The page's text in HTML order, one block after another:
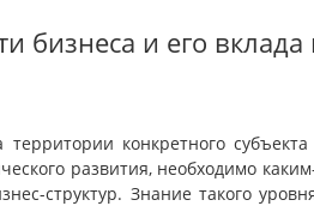
бизнеса и его вклада
конкретного
развития, необходимо
структур. Знание такого